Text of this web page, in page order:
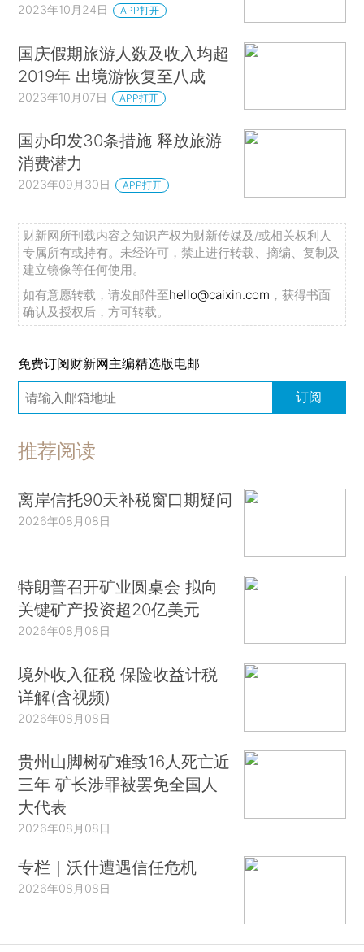
2023年10月24日 APP打开
国庆假期旅游人数及收入均超
2019年 出境游恢复至八成
2023年10月07日 APP打开
国办印发30条措施 释放旅游
消费潜力
2023年09月30日 APP打开
财新网所刊载内容之知识产权为财新传媒及/或相关权利人
专属所有或持有。未经许可，禁止进行转载、摘编、复制及
建立镜像等任何使用。
如有意愿转载，请发邮件至hello@caixin.com ，获得书面
确认及授权后，方可转载。
免费订阅财新网主编精选版电邮
订阅
推荐阅读
离岸信托90天补税窗口期疑问
2026年08月08日
特朗普召开矿业圆桌会 拟向
关键矿产投资超20亿美元
2026年08月08日
境外收入征税 保险收益计税
详解(含视频)
2026年08月08日
贵州山脚树矿难致16人死亡近
三年 矿长涉罪被罢免全国人
大代表
2026年08月08日
专栏｜沃什遭遇信任危机
2026年08月08日